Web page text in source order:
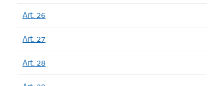
Art. 26
Art. 27
Art. 28